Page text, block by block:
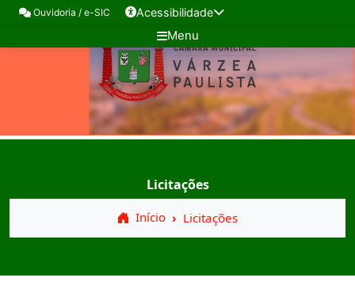
Ouvidoria / e-SIC Acessibilidade
Menu
Licitações
Início Licitações